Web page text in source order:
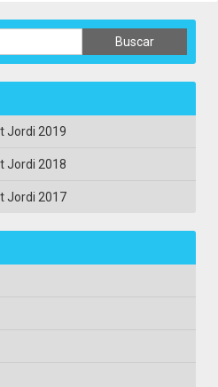
Jordi 2019
Jordi 2018
Jordi 2017